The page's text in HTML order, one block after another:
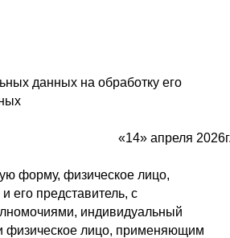
данных на обработку его
«14» апреля
форму, физическое лицо,
его представитель, с
индивидуальный
физическое лицо, применяющим